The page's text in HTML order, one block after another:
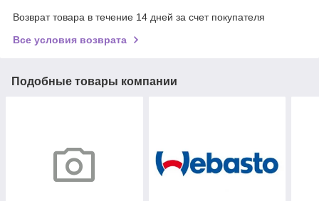
Возврат товара в течение 14 дней за счет покупателя
Все условия возврата
Подобные товары компании